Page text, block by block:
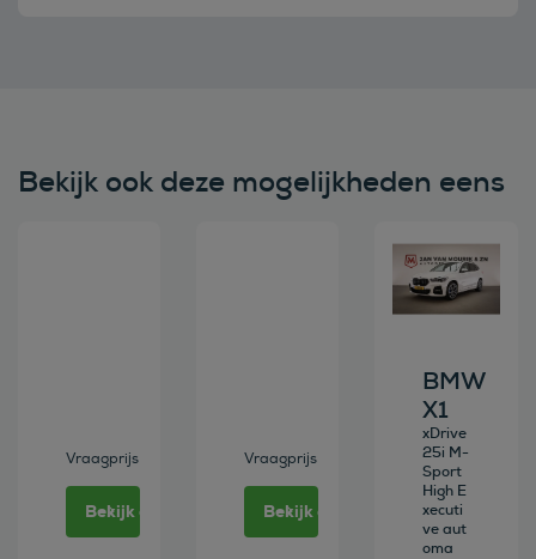
Bekijk ook deze mogelijkheden eens
Vraagprijs
Bekijk deze auto
Vraagprijs
Bekijk deze auto
Bekijk deze
BMW
X1
xDrive
25i M-
Sport
High E
xecuti
ve aut
oma